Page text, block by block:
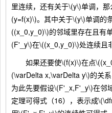
里连续，还有关于\(y\)单调，
(y=f(x)\)。其中关于\(y\)单调的
((x_0,y_0)\)的邻域里存在且有
(F'_y\)在\((x_0,y_0)\)处连续且
如果还要使\(f(x)\)在点
(\varDelta x,\varDelta y\)的关
为此先要假设\(F'_x,F'_y\)在邻
定理可得式（16），表示成